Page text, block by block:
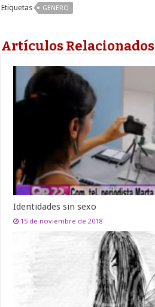
Etiquetas GENERO
Artículos Relacionados
Identidades sin sexo
15 de noviembre de 2018